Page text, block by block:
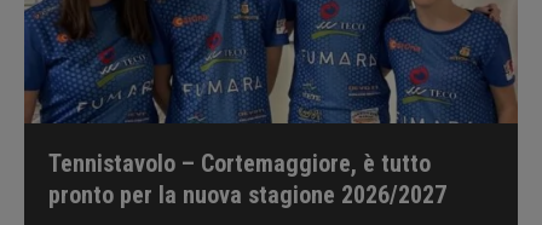
Tennistavolo – Cortemaggiore, è tutto
pronto per la nuova stagione 2026/2027